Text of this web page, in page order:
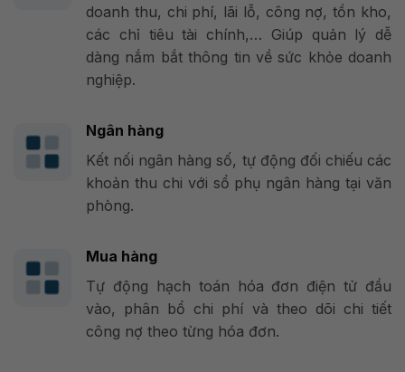
doanh thu, chi phí, lãi lỗ, công nợ, tồn kho,
các chỉ tiêu tài chính,… Giúp quản lý dễ
dàng nắm bắt thông tin về sức khỏe doanh
nghiệp.
Ngân hàng
Kết nối ngân hàng số, tự động đối chiếu các
khoản thu chi với sổ phụ ngân hàng tại văn
phòng.
Mua hàng
Tự động hạch toán hóa đơn điện tử đầu
vào, phân bổ chi phí và theo dõi chi tiết
công nợ theo từng hóa đơn.